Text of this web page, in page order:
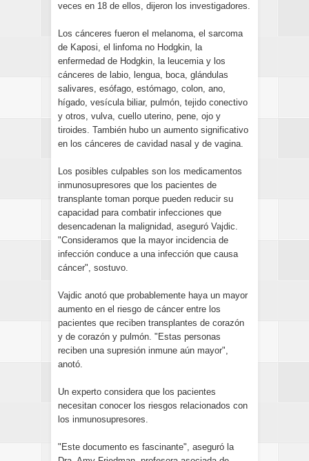
veces en 18 de ellos, dijeron los investigadores.
Los cánceres fueron el melanoma, el sarcoma
de Kaposi, el linfoma no Hodgkin, la
enfermedad de Hodgkin, la leucemia y los
cánceres de labio, lengua, boca, glándulas
salivares, esófago, estómago, colon, ano,
hígado, vesícula biliar, pulmón, tejido conectivo
y otros, vulva, cuello uterino, pene, ojo y
tiroides. También hubo un aumento significativo
en los cánceres de cavidad nasal y de vagina.
Los posibles culpables son los medicamentos
inmunosupresores que los pacientes de
transplante toman porque pueden reducir su
capacidad para combatir infecciones que
desencadenan la malignidad, aseguró Vajdic.
"Consideramos que la mayor incidencia de
infección conduce a una infección que causa
cáncer", sostuvo.
Vajdic anotó que probablemente haya un mayor
aumento en el riesgo de cáncer entre los
pacientes que reciben transplantes de corazón
y de corazón y pulmón. "Estas personas
reciben una supresión inmune aún mayor",
anotó.
Un experto considera que los pacientes
necesitan conocer los riesgos relacionados con
los inmunosupresores.
"Este documento es fascinante", aseguró la